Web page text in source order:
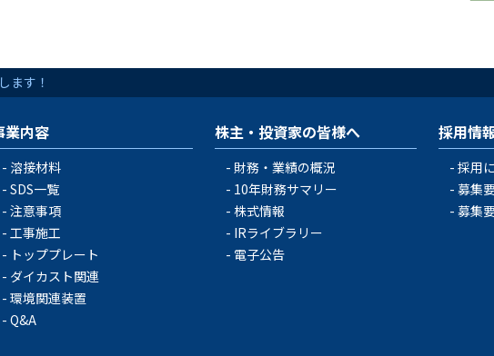
ます！
業内容
溶接材料
SDS一覧
注意事項
工事施工
トッププレート
ダイカスト関連
環境関連装置
Q&A
株主・投資家の皆様へ
財務・業績の概況
10年財務サマリー
株式情報
IRライブラリー
電子公告
採用情
採用
募集
募集